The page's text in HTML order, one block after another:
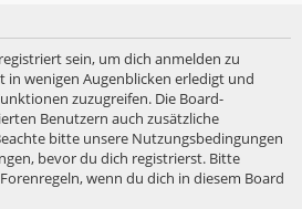
sein, um dich anmelden zu
in wenigen Augenblicken erledigt und
zuzugreifen. Die Board-
Benutzern auch zusätzliche
bitte unsere Nutzungsbedingungen
bevor du dich registrierst. Bitte
wenn du dich in diesem Board